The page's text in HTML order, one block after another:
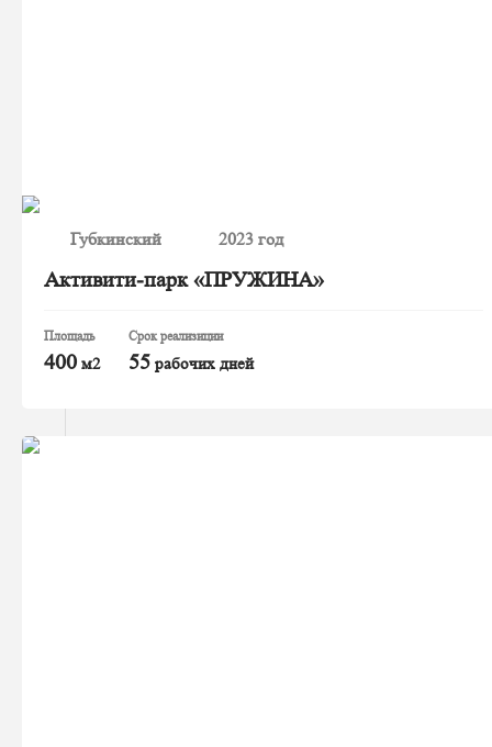
Губкинский 2023 год
Активити-парк «ПРУЖИНА»
Площадь
400 м2
Срок реализиции
55 рабочих дней